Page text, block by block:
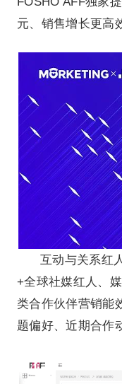
元、销售增长更高
互动与关系红
+全球社媒红人、
类合作伙伴营销能
题偏好、近期合作